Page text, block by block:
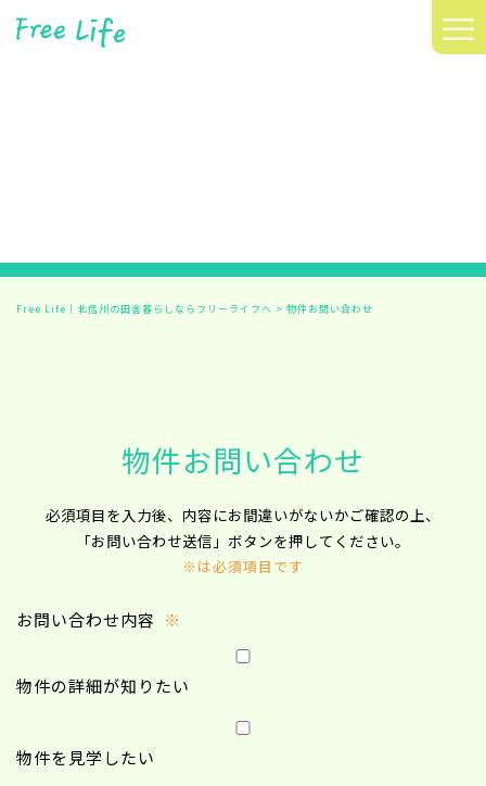
≡
Free Life｜北信州の田舎暮らしならフリーライフへ > 物件お問い合わせ
物件お問い合わせ
必須項目を入力後、内容にお間違いがないかご確認の上、
「お問い合わせ送信」ボタンを押してください。
※は必須項目です
お問い合わせ内容 ※
物件の詳細が知りたい
物件を見学したい